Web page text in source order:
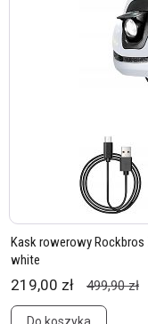
Kask rowerowy
white
219,00 zł 499,90 zł